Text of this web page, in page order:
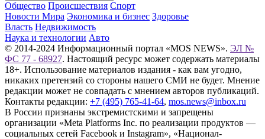
Общество Происшествия Спорт
Новости Мира Экономика и бизнес Здоровье
Власть Недвижимость
Наука и технологии Авто
© 2014-2024 Информационный портал «MOS NEWS». ЭЛ №
ФС 77 - 68927. Настоящий ресурс может содержать материалы
18+. Использование материалов издания - как вам угодно,
никаких претензий со стороны нашего СМИ не будет. Мнение
редакции может не совпадать с мнением авторов публикаций.
Контакты редакции: +7 (495) 765-41-64, mos.news@inbox.ru
В России признаны экстремистскими и запрещены
организации «Meta Platforms Inc. по реализации продуктов —
социальных сетей Facebook и Instagram», «Национал-